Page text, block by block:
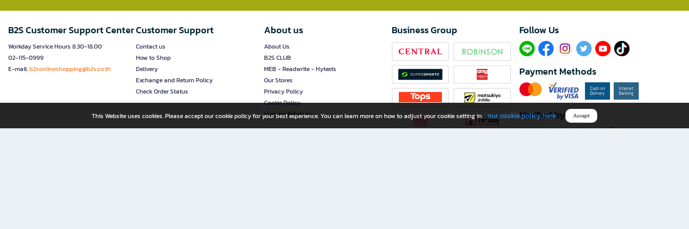
B2S Customer Support Center
Workday Service Hours 8.30-18.00
02-115-0999
E-mail:b2sonlineshopping@b2s.co.th
Customer Support
Contact us
How to Shop
Delivery
Exchange and Return Policy
Check Order Status
About us
About Us
B2S CLUB
MEB - Readwrite - Hytexts
Our Stores
Privacy Policy
Cookie Policy
Investor Relations
Business Group Follow Us​
Payment Methods
Verified by
This Website uses cookies. Please accept our cookie policy for your best experience. You can learn more on how to adjust your cookie setting in our cookie policy here Accept